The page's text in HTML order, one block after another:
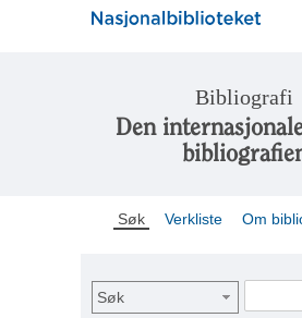
Bibliografi
Den
Søk Verkliste Om
Søk